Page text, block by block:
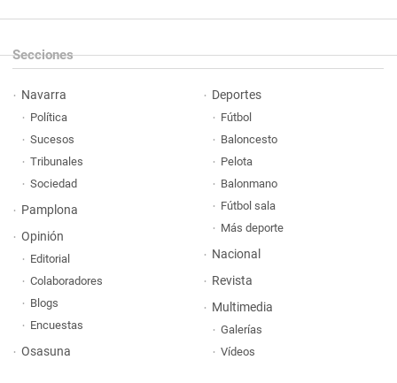
Secciones
Navarra
Política
Sucesos
Tribunales
Sociedad
Pamplona
Opinión
Editorial
Colaboradores
Blogs
Encuestas
Osasuna
Deportes
Fútbol
Baloncesto
Pelota
Balonmano
Fútbol sala
Más deporte
Nacional
Revista
Multimedia
Galerías
Vídeos